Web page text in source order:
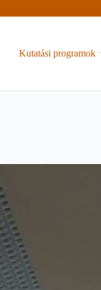
Kutatási programok